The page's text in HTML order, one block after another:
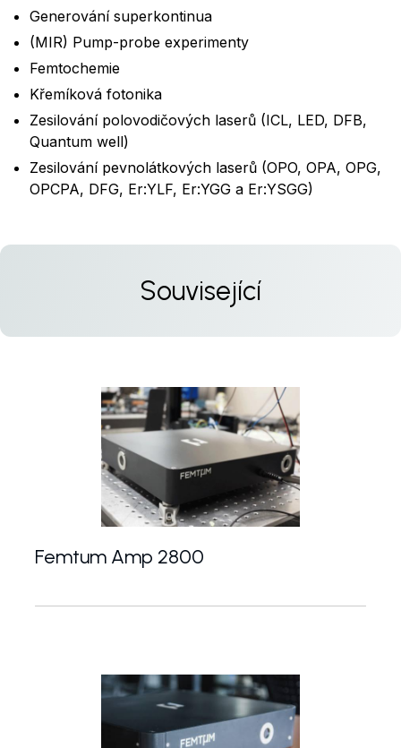
Generování superkontinua
(MIR) Pump-probe experimenty
Femtochemie
Křemíková fotonika
Zesilování polovodičových laserů (ICL, LED, DFB,
Quantum well)
Zesilování pevnolátkových laserů (OPO, OPA, OPG,
OPCPA, DFG, Er:YLF, Er:YGG a Er:YSGG)
Související
Femtum Amp 2800